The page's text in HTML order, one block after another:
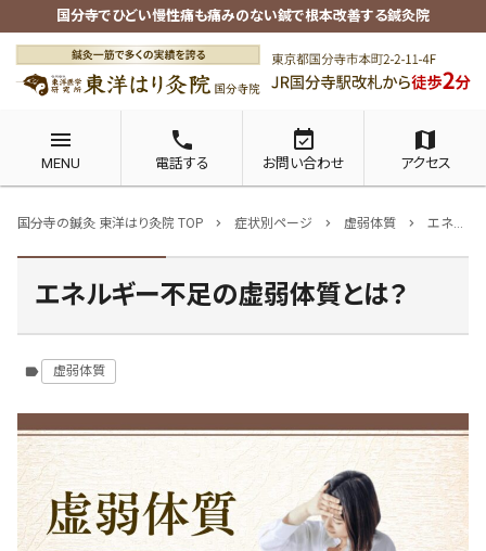
国分寺でひどい慢性痛も痛みのない鍼で根本改善する鍼灸院
menu
MENU
phone
電話する
event_available
お問い合わせ
map
アクセス
国分寺の鍼灸 東洋はり灸院 TOP chevron_right 症状別ページ chevron_right 虚弱体質 chevron_right エネルギー不足の虚弱体質とは？
エネルギー不足の虚弱体質とは？
label 虚弱体質